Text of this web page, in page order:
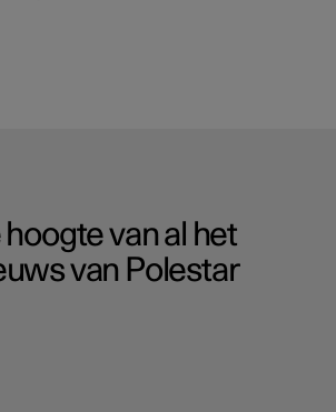
hoogte van al het
van Polestar